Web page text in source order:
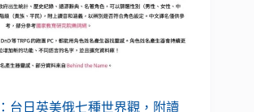
台日英美俄七種世界觀，附讀